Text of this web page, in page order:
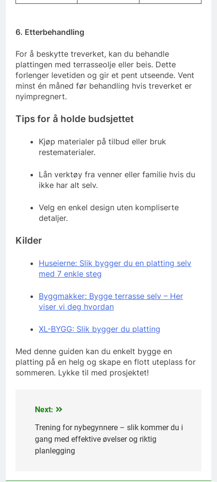
6. Etterbehandling
For å beskytte treverket, kan du behandle
plattingen med terrasseolje eller beis. Dette
forlenger levetiden og gir et pent utseende. Vent
minst én måned før behandling hvis treverket er
nyimpregnert.
Tips for å holde budsjettet
Kjøp materialer på tilbud eller bruk
restematerialer.
Lån verktøy fra venner eller familie hvis du
ikke har alt selv.
Velg en enkel design uten kompliserte
detaljer.
Kilder
Huseierne: Slik bygger du en platting selv
med 7 enkle steg
Byggmakker: Bygge terrasse selv – Her
viser vi deg hvordan
XL-BYGG: Slik bygger du platting
Med denne guiden kan du enkelt bygge en
platting på en helg og skape en flott uteplass for
sommeren. Lykke til med prosjektet!
Innleggsnavigasjon
Next:
Trening for nybegynnere – slik kommer du i
gang med effektive øvelser og riktig
planlegging